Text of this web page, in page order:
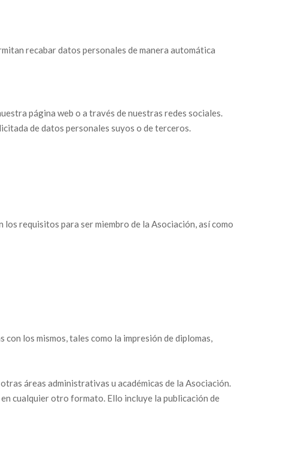
recabar datos personales de manera automática
página web o a través de nuestras redes sociales.
de datos personales suyos o de terceros.
requisitos para ser miembro de la Asociación, así como
los mismos, tales como la impresión de diplomas,
áreas administrativas u académicas de la Asociación.
cualquier otro formato. Ello incluye la publicación de